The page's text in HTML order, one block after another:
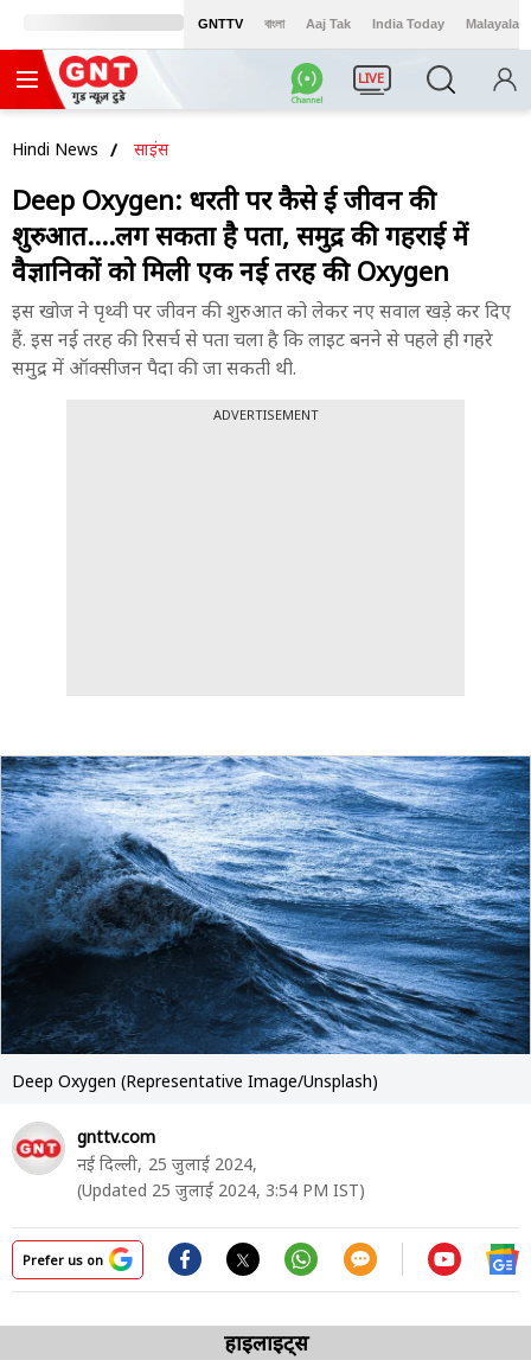
GNTTV বাংলা Aaj Tak India Today Malayalam
LIVE
Hindi News साइंस
Deep Oxygen: धरती पर कैसे हुई जीवन की
शुरुआत….लग सकता है पता, समुद्र की गहराई में
वैज्ञानिकों को मिली एक नई तरह की Oxygen
इस खोज ने पृथ्वी पर जीवन की शुरुआत को लेकर नए सवाल खड़े कर दिए
हैं. इस नई तरह की रिसर्च से पता चला है कि लाइट बनने से पहले ही गहरे
समुद्र में ऑक्सीजन पैदा की जा सकती थी.
ADVERTISEMENT
Deep Oxygen (Representative Image/Unsplash)
gnttv.com
नई दिल्ली, 25 जुलाई 2024,
(Updated 25 जुलाई 2024, 3:54 PM IST)
Prefer us on
हाइलाइट्स